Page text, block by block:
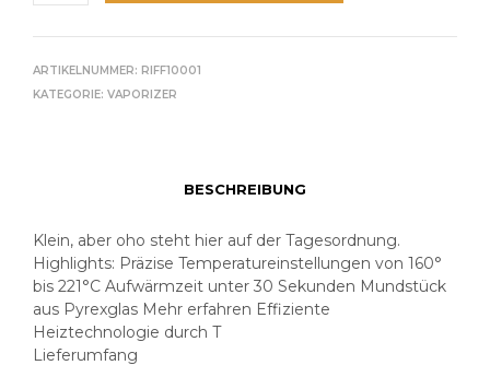
ARTIKELNUMMER: RIFF10001
KATEGORIE: VAPORIZER
BESCHREIBUNG
Klein, aber oho steht hier auf der Tagesordnung.
Highlights: Präzise Temperatureinstellungen von 160°
bis 221°C Aufwärmzeit unter 30 Sekunden Mundstück
aus Pyrexglas Mehr erfahren Effiziente
Heiztechnologie durch T
Lieferumfang